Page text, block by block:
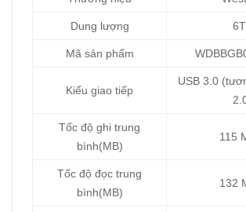
Dung lượng
Mã sản phẩm
Kiểu giao tiếp
USB 3.0
Tốc độ ghi trung
bình(MB)
115
Tốc độ đọc trung
bình(MB)
132